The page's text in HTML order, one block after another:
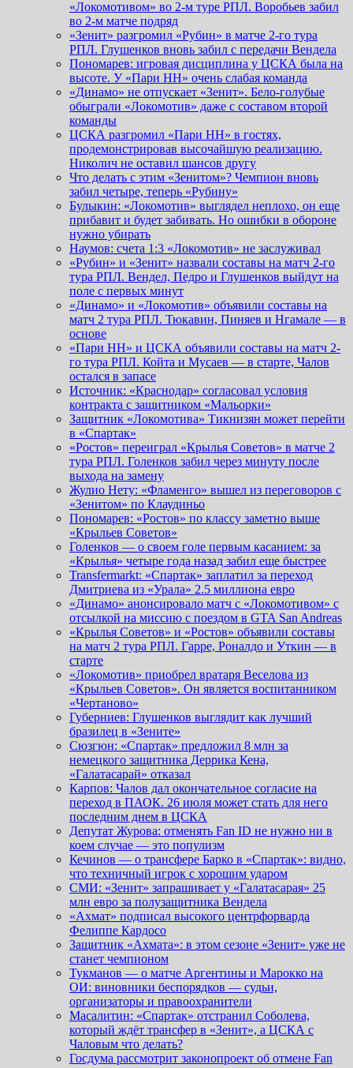
«Локомотивом» во 2-м туре РПЛ. Воробьев забил
во 2-м матче подряд
«Зенит» разгромил «Рубин» в матче 2-го тура
РПЛ. Глушенков вновь забил с передачи Вендела
Пономарев: игровая дисциплина у ЦСКА была на
высоте. У «Пари НН» очень слабая команда
«Динамо» не отпускает «Зенит». Бело-голубые
обыграли «Локомотив» даже с составом второй
команды
ЦСКА разгромил «Пари НН» в гостях,
продемонстрировав высочайшую реализацию.
Николич не оставил шансов другу
Что делать с этим «Зенитом»? Чемпион вновь
забил четыре, теперь «Рубину»
Булыкин: «Локомотив» выглядел неплохо, он еще
прибавит и будет забивать. Но ошибки в обороне
нужно убирать
Наумов: счета 1:3 «Локомотив» не заслуживал
«Рубин» и «Зенит» назвали составы на матч 2-го
тура РПЛ. Вендел, Педро и Глушенков выйдут на
поле с первых минут
«Динамо» и «Локомотив» объявили составы на
матч 2 тура РПЛ. Тюкавин, Пиняев и Нгамале — в
основе
«Пари НН» и ЦСКА объявили составы на матч 2-
го тура РПЛ. Койта и Мусаев — в старте, Чалов
остался в запасе
Источник: «Краснодар» согласовал условия
контракта с защитником «Мальорки»
Защитник «Локомотива» Тикнизян может перейти
в «Спартак»
«Ростов» переиграл «Крылья Советов» в матче 2
тура РПЛ. Голенков забил через минуту после
выхода на замену
Жулио Нету: «Фламенго» вышел из переговоров с
«Зенитом» по Клаудиньо
Пономарев: «Ростов» по классу заметно выше
«Крыльев Советов»
Голенков — о своем голе первым касанием: за
«Крылья» четыре года назад забил еще быстрее
Transfermarkt: «Спартак» заплатил за переход
Дмитриева из «Урала» 2.5 миллиона евро
«Динамо» анонсировало матч с «Локомотивом» с
отсылкой на миссию с поездом в GTA San Andreas
«Крылья Советов» и «Ростов» объявили составы
на матч 2 тура РПЛ. Гарре, Роналдо и Уткин — в
старте
«Локомотив» приобрел вратаря Веселова из
«Крыльев Советов». Он является воспитанником
«Чертаново»
Губерниев: Глушенков выглядит как лучший
бразилец в «Зените»
Сюзгюн: «Спартак» предложил 8 млн за
немецкого защитника Деррика Кена,
«Галатасарай» отказал
Карпов: Чалов дал окончательное согласие на
переход в ПАОК. 26 июля может стать для него
последним днем в ЦСКА
Депутат Журова: отменять Fan ID не нужно ни в
коем случае — это популизм
Кечинов — о трансфере Барко в «Спартак»: видно,
что техничный игрок с хорошим ударом
СМИ: «Зенит» запрашивает у «Галатасарая» 25
млн евро за полузащитника Вендела
«Ахмат» подписал высокого центрфорварда
Фелиппе Кардосо
Защитник «Ахмата»: в этом сезоне «Зенит» уже не
станет чемпионом
Тукманов — о матче Аргентины и Марокко на
ОИ: виновники беспорядков — судьи,
организаторы и правоохранители
Масалитин: «Спартак» отстранил Соболева,
который ждёт трансфер в «Зенит», а ЦСКА с
Чаловым что делать?
Госдума рассмотрит законопроект об отмене Fan